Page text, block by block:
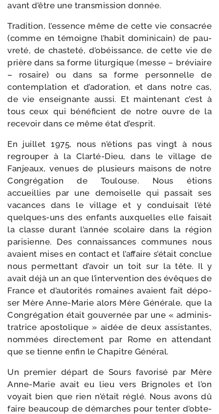
avant d’être une trans­mis­sion donnée.
Tradition, l’es­sence même de cette vie consa­crée
(comme en témoigne l’ha­bit domi­ni­cain) de pau­
vre­té, de chas­te­té, d’o­béis­sance, de cette vie de
prière dans sa forme litur­gique (messe – bré­viaire
– rosaire) ou dans sa forme per­son­nelle de
contem­pla­tion et d’a­do­ra­tion, et dans notre cas,
de vie ensei­gnante aus­si. Et main­te­nant c’est à
tous ceux qui béné­fi­cient de notre ouvre de la
rece­voir dans ce même état d’esprit.
En juillet 1975, nous n’é­tions pas vingt à nous
regrou­per à la Clarté-​Dieu, dans le vil­lage de
Fanjeaux, venues de plu­sieurs mai­sons de notre
Congrégation de Toulouse. Nous étions
accueillies par une demoi­selle qui pas­sait ses
vacances dans le vil­lage et y condui­sait l’é­té
quelques-​uns des enfants aux­quelles elle fai­sait
la classe durant l’an­née sco­laire dans la région
pari­sienne. Des connais­sances com­munes nous
avaient mises en contact et l’af­faire s’é­tait conclue
nous per­met­tant d’a­voir un toit sur la tête. Il y
avait déjà un an que l’in­ter­ven­tion des évêques de
France et d’au­to­ri­tés romaines avaient fait dépo­
ser Mère Anne-​Marie alors Mère Générale, que la
Congrégation était gou­ver­née par une « admi­nis­
tra­trice apos­to­lique » aidée de deux assis­tantes,
nom­mées direc­te­ment par Rome en atten­dant
que se tienne enfin le Chapitre Général.
Un pre­mier départ de Sours favo­ri­sé par Mère
Anne-​Marie avait eu lieu vers Brignoles et l’on
voyait bien que rien n’é­tait réglé. Nous avons dû
faire beau­coup de démarches pour ten­ter d’ob­te­